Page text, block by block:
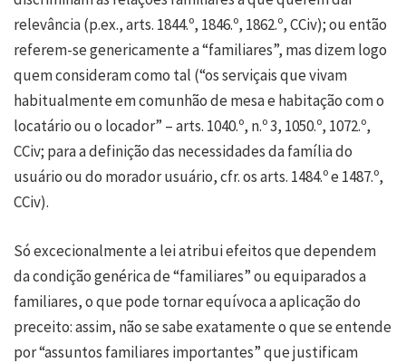
relevância (p.ex., arts. 1844.º, 1846.º, 1862.º, CCiv); ou então
referem-se genericamente a “familiares”, mas dizem logo
quem consideram como tal (“os serviçais que vivam
habitualmente em comunhão de mesa e habitação com o
locatário ou o locador” – arts. 1040.º, n.º 3, 1050.º, 1072.º,
CCiv; para a definição das necessidades da família do
usuário ou do morador usuário, cfr. os arts. 1484.º e 1487.º,
CCiv).
Só excecionalmente a lei atribui efeitos que dependem
da condição genérica de “familiares” ou equiparados a
familiares, o que pode tornar equívoca a aplicação do
preceito: assim, não se sabe exatamente o que se entende
por “assuntos familiares importantes” que justificam